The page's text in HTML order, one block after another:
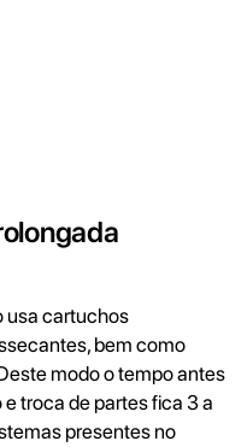
usa cartuchos
bem como
modo o tempo antes
troca de partes fica 3 a
presentes no